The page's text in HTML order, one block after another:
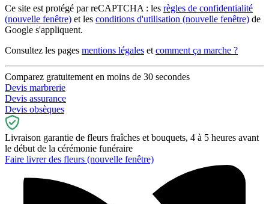
Ce site est protégé par reCAPTCHA : les règles de confidentialité
(nouvelle fenêtre) et les conditions d'utilisation (nouvelle fenêtre) de
Google s'appliquent.
Consultez les pages mentions légales et comment ça marche ?
Comparez gratuitement en moins de 30 secondes
Devis marbrerie
Devis assurance
Devis obsèques
Livraison garantie de fleurs fraîches et bouquets, 4 à 5 heures avant
le début de la cérémonie funéraire
Faire livrer des fleurs (nouvelle fenêtre)